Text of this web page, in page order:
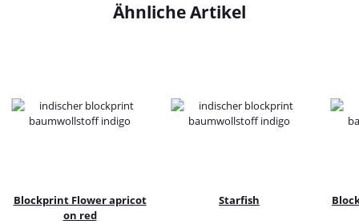
Ähnliche Artikel
Blockprint Flower apricot
on red
Starfish